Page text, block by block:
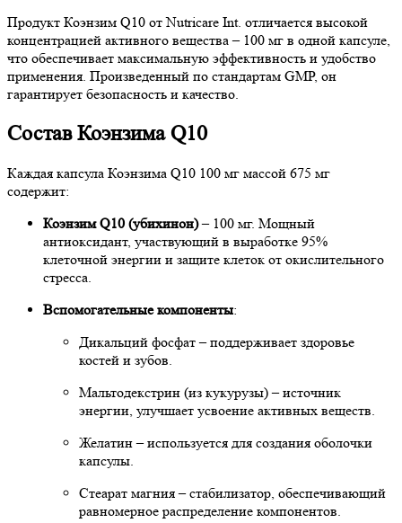
Продукт Коэнзим Q10 от Nutricare Int. отличается высокой
концентрацией активного вещества – 100 мг в одной капсуле,
что обеспечивает максимальную эффективность и удобство
применения. Произведенный по стандартам GMP, он
гарантирует безопасность и качество.
Состав Коэнзима Q10
Каждая капсула Коэнзима Q10 100 мг массой 675 мг
содержит:
Коэнзим Q10 (убихинон)– 100 мг. Мощный
антиоксидант, участвующий в выработке 95%
клеточной энергии и защите клеток от окислительного
стресса.
Вспомогательные компоненты:
Дикальций фосфат – поддерживает здоровье
костей и зубов.
Мальтодекстрин (из кукурузы) – источник
энергии, улучшает усвоение активных веществ.
Желатин – используется для создания оболочки
капсулы.
Стеарат магния – стабилизатор, обеспечивающий
равномерное распределение компонентов.